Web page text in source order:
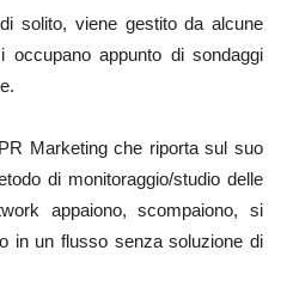
solito, viene gestito da alcune
appunto di sondaggi
Marketing che riporta sul suo
di monitoraggio/studio delle
appaiono, scompaiono, si
in un flusso senza soluzione di